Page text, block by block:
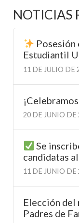
NOTICIAS
Estudiantil
11 DE JULIO DE
20 DE JUNIO DE
Se
candidatas
11 DE JUNIO DE
Elección del
Padres de